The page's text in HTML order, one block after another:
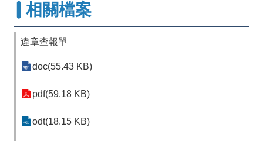
相關檔案
違章查報單
doc(55.43 KB)
pdf(59.18 KB)
odt(18.15 KB)